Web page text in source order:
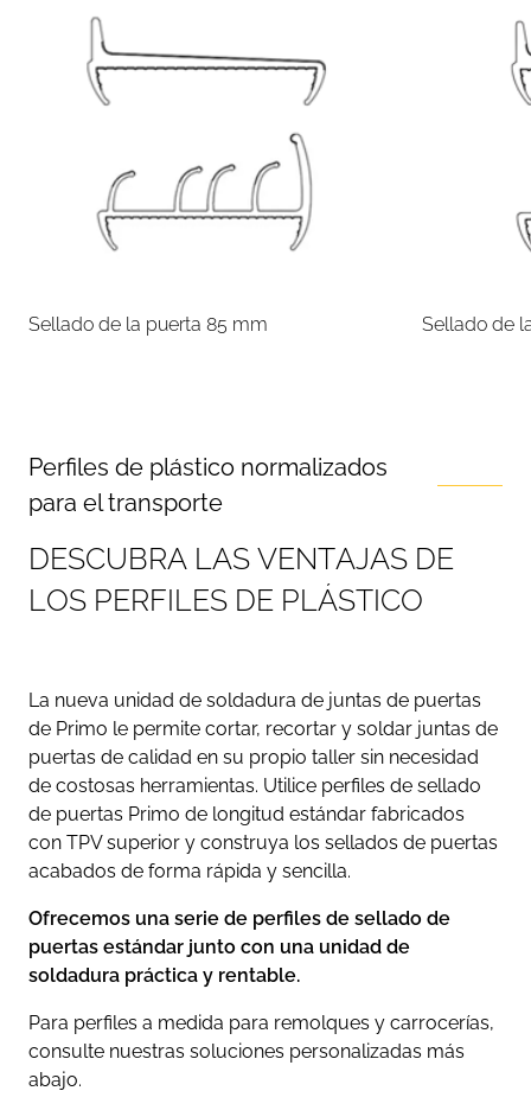
Sellado de la puerta 85 mm Sellado de
Perfiles de plástico normalizados
para el transporte
DESCUBRA LAS VENTAJAS DE
LOS PERFILES DE PLÁSTICO
La nueva unidad de soldadura de juntas de puertas
de Primo le permite cortar, recortar y soldar juntas de
puertas de calidad en su propio taller sin necesidad
de costosas herramientas. Utilice perfiles de sellado
de puertas Primo de longitud estándar fabricados
con TPV superior y construya los sellados de puertas
acabados de forma rápida y sencilla.
Ofrecemos una serie de perfiles de sellado de
puertas estándar junto con una unidad de
soldadura práctica y rentable.
Para perfiles a medida para remolques y carrocerías,
consulte nuestras soluciones personalizadas más
abajo.